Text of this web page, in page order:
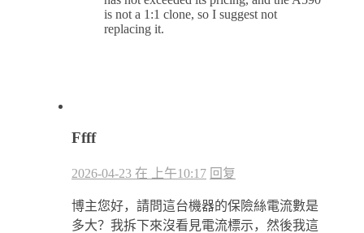
is not a 1:1 clone, so I suggest not
replacing it.
Ffff
2026-04-23 在 上午10:17 回复
博主您好，請問這台機器的保險絲電流數是
多大？我拆下來沒看見電流標示，然後我這